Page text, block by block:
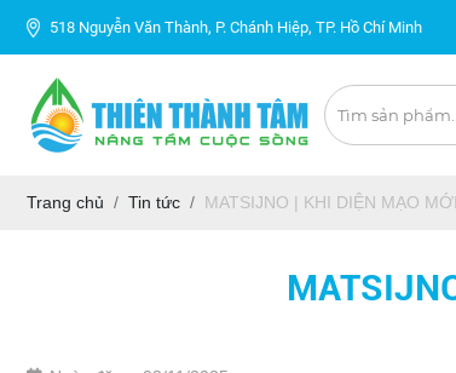
518 Nguyễn Văn Thành, P. Chánh Hiệp, TP. Hồ Chí Minh
Trang chủ Tin tức MATSIJNO | KHI DIỆN MẠO